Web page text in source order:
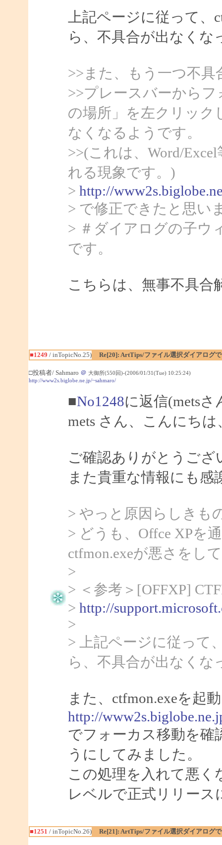
上記ページに従って
ら、不具合が出なくな
>>また、もう一つ不具
>>プレースバーから
の場所」を左クリック
なくなるようです。
>>(これは、Word/
れる現象です。)
> http://
> で修正できたと思い
> ＃ダイアログの子ウ
です。
こちらは、無事不具合
■1249 / inTopicNo.25) Re[20]: ArtTips/ファイル選択ダイアログ
□投稿者/ Sahmaro ＠ 大御所(550回)-(2006/01/31(Tue) 10:25:24)
http://www2s.biglobe.ne.jp/~sahmaro/
■No1248に返信(metsさ
mets さん、こんにちは
ご確認ありがとうござ
また貴重な情報にも感
> やっと原因らしきも
> どうも、Offce XPを
ctfmon.exeが悪さをし
>
> ＜参考＞[OFFXP]
> http://
>
> 上記ページに従って
ら、不具合が出なくな
また、ctfmon.exeを起
http://
でフォーカス移動を確
うにしてみました。
この処理を入れて悪
レベルで正式リリー
■1251 / inTopicNo.26) Re[21]: ArtTips/ファイル選択ダイアログ